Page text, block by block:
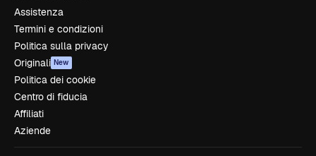
Assistenza
Termini e condizioni
Politica sulla privacy
Originali New
Politica dei cookie
Centro di fiducia
Affiliati
Aziende